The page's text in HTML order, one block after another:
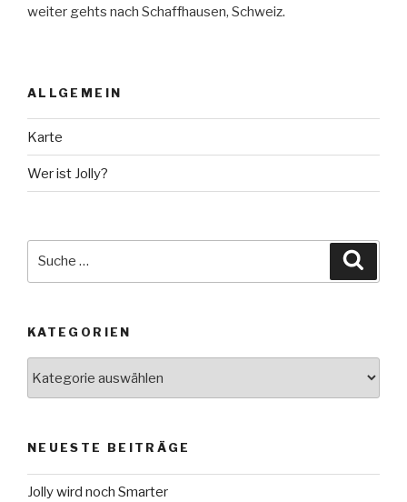
weiter gehts nach Schaffhausen, Schweiz.
ALLGEMEIN
Karte
Wer ist Jolly?
KATEGORIEN
NEUESTE BEITRÄGE
Jolly wird noch Smarter